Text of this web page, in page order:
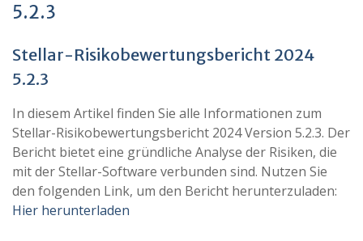
5.2.3
Stellar-Risikobewertungsbericht 2024
5.2.3
In diesem Artikel finden Sie alle Informationen zum
Stellar-Risikobewertungsbericht 2024 Version 5.2.3. Der
Bericht bietet eine gründliche Analyse der Risiken, die
mit der Stellar-Software verbunden sind. Nutzen Sie
den folgenden Link, um den Bericht herunterzuladen:
Hier herunterladen